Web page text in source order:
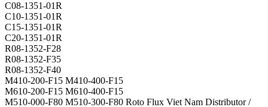
C08-1351-01R
C10-1351-01R
C15-1351-01R
C20-1351-01R
R08-1352-F28
R08-1352-F35
R08-1352-F40
M410-200-F15 M410-400-F15
M610-200-F15 M610-400-F15
M510-000-F80 M510-300-F80 Roto Flux Viet Nam Distributor /